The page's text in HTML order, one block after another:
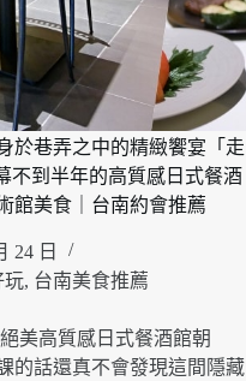
於巷弄之中的精緻饗宴「走
不到半年的高質感日式餐酒
館美食｜台南約會推薦
24 日
玩, 台南美食推薦
美高質感日式餐酒館朝
的話還真不會發現這間隱藏